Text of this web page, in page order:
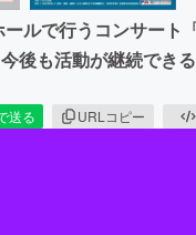
ルで行うコンサート
後も活動が継続でき
送る URLコピー